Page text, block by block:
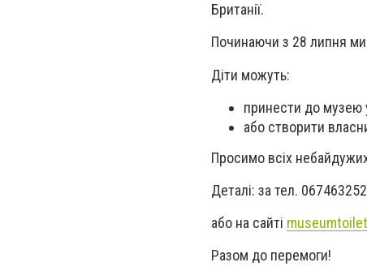
Британії.
Починаючи з 28 липня ми
Діти можуть:
принести до музею
або створити
Просимо всіх
Деталі: за тел.
або на сайті
Разом до перемоги!